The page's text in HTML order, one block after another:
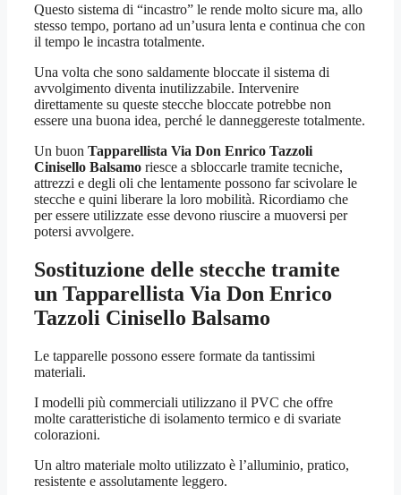
Questo sistema di “incastro” le rende molto sicure ma, allo
stesso tempo, portano ad un’usura lenta e continua che con
il tempo le incastra totalmente.
Una volta che sono saldamente bloccate il sistema di
avvolgimento diventa inutilizzabile. Intervenire
direttamente su queste stecche bloccate potrebbe non
essere una buona idea, perché le danneggereste totalmente.
Un buon Tapparellista Via Don Enrico Tazzoli
Cinisello Balsamo riesce a sbloccarle tramite tecniche,
attrezzi e degli oli che lentamente possono far scivolare le
stecche e quini liberare la loro mobilità. Ricordiamo che
per essere utilizzate esse devono riuscire a muoversi per
potersi avvolgere.
Sostituzione delle stecche tramite
un Tapparellista Via Don Enrico
Tazzoli Cinisello Balsamo
Le tapparelle possono essere formate da tantissimi
materiali.
I modelli più commerciali utilizzano il PVC che offre
molte caratteristiche di isolamento termico e di svariate
colorazioni.
Un altro materiale molto utilizzato è l’alluminio, pratico,
resistente e assolutamente leggero.